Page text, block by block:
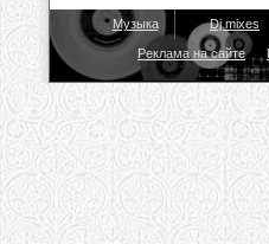
Музыка Dj mixes
Реклама на сайте